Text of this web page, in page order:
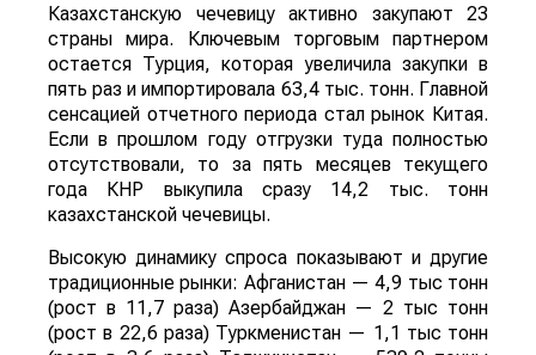
Казахстанскую чечевицу активно закупают 23
страны мира. Ключевым торговым партнером
остается Турция, которая увеличила закупки в
пять раз и импортировала 63,4 тыс. тонн. Главной
сенсацией отчетного периода стал рынок Китая.
Если в прошлом году отгрузки туда полностью
отсутствовали, то за пять месяцев текущего
года КНР выкупила сразу 14,2 тыс. тонн
казахстанской чечевицы.
Высокую динамику спроса показывают и другие
традиционные рынки: Афганистан — 4,9 тыс тонн
(рост в 11,7 раза) Азербайджан — 2 тыс тонн
(рост в 22,6 раза) Туркменистан — 1,1 тыс тонн